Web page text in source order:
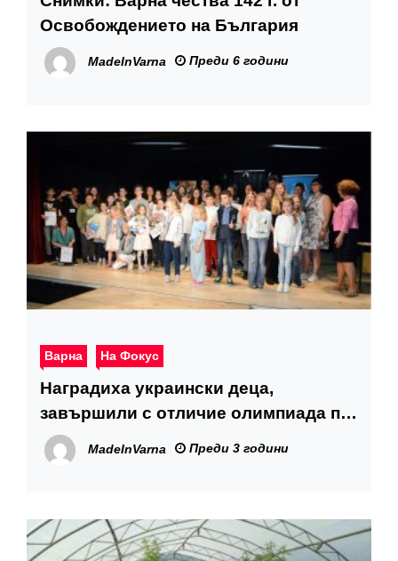
Освобождението на България
MadeInVarna Преди 6 години
Варна На Фокус
Наградиха украински деца,
завършили с отличие олимпиада по
български език
MadeInVarna Преди 3 години